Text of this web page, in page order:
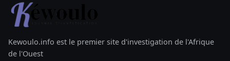
Kewoulo.info est le premier site d'investigation de l'Afrique
de l'Ouest